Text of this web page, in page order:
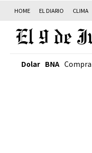
HOME EL DIARIO CLIMA
Dolar BNA Compra